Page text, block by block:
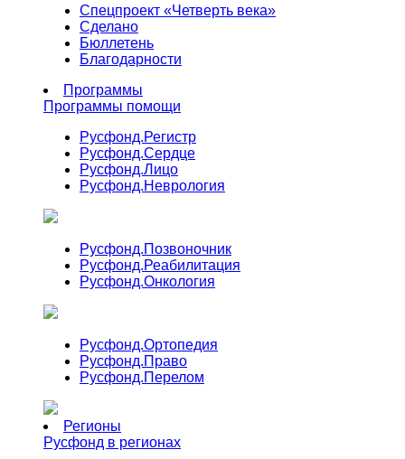
Спецпроект «Четверть века»
Сделано
Бюллетень
Благодарности
Программы
Программы помощи
Русфонд.Регистр
Русфонд.Сердце
Русфонд.Лицо
Русфонд.Неврология
Русфонд.Позвоночник
Русфонд.Реабилитация
Русфонд.Онкология
Русфонд.Ортопедия
Русфонд.Право
Русфонд.Перелом
Регионы
Русфонд в регионах